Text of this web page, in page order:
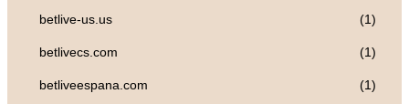
betlive-us.us (1)
betlivecs.com (1)
betliveespana.com (1)